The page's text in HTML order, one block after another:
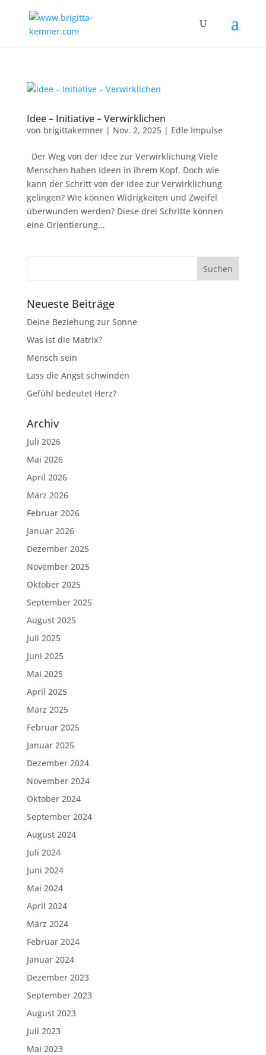
Idee – Initiative – Verwirklichen
von brigittakemner| Nov. 2, 2025| Edle Impulse
Der Weg von der Idee zur Verwirklichung Viele
Menschen haben Ideen in ihrem Kopf. Doch wie
kann der Schritt von der Idee zur Verwirklichung
gelingen? Wie können Widrigkeiten und Zweifel
überwunden werden? Diese drei Schritte können
eine Orientierung...
Neueste Beiträge
Deine Beziehung zur Sonne
Was ist die Matrix?
Mensch sein
Lass die Angst schwinden
Gefühl bedeutet Herz?
Archiv
Juli 2026
Mai 2026
April 2026
März 2026
Februar 2026
Januar 2026
Dezember 2025
November 2025
Oktober 2025
September 2025
August 2025
Juli 2025
Juni 2025
Mai 2025
April 2025
März 2025
Februar 2025
Januar 2025
Dezember 2024
November 2024
Oktober 2024
September 2024
August 2024
Juli 2024
Juni 2024
Mai 2024
April 2024
März 2024
Februar 2024
Januar 2024
Dezember 2023
September 2023
August 2023
Juli 2023
Mai 2023